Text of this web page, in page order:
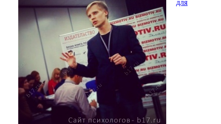
для